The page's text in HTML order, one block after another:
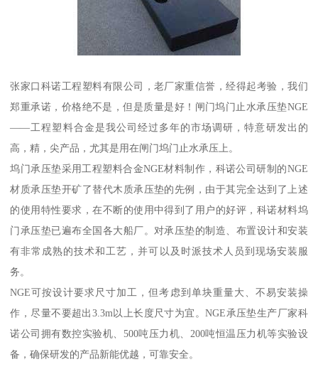
张家口科诺工程塑料有限公司，老厂家重信誉，经得起考验，我们
郑重承诺，价格绝不是，但是质量是好！闸门坞门止水承压垫NGE
——工程塑料合金是我公司经过多年的市场调研，特意研发出的
高，精，尖产品，尤其是用在闸门坞门止水承压上。
坞门承压垫采用工程塑料合金NGE材料制作，科诺公司研制的NGE
材质承压垫开矿了替代木质承压垫的先例，由于其完全达到了上述
的使用特性要求，在不断的使用中得到了用户的好评，科诺材料坞
门承压垫已遍布全国各大船厂。对承压垫的制造、布置设计和安装
有非常成熟的技术和工艺，并可以及时派技术人员到现场安装服
务。
NGE可按设计要求尺寸加工，但考虑到单块重量大、不易安装操
作，尽量不要超出3.3m以上长度尺寸为宜。NGE承压垫生产厂家科
诺公司拥有数控实验机、500吨压力机、200吨恒温压力机等实验设
备，确保研发的产品新能优越，可靠安全。